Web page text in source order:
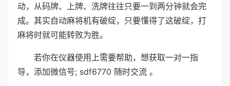
动，从码牌、上牌、洗牌往往只要一到两分钟就会完
成。其实自动麻将机有破绽，只要懂得了这破绽，打
麻将时就可能转败为胜。
若你在仪器使用上需要帮助，想获取一对一指
导，添加微信号; sdf6770 随时交流 。